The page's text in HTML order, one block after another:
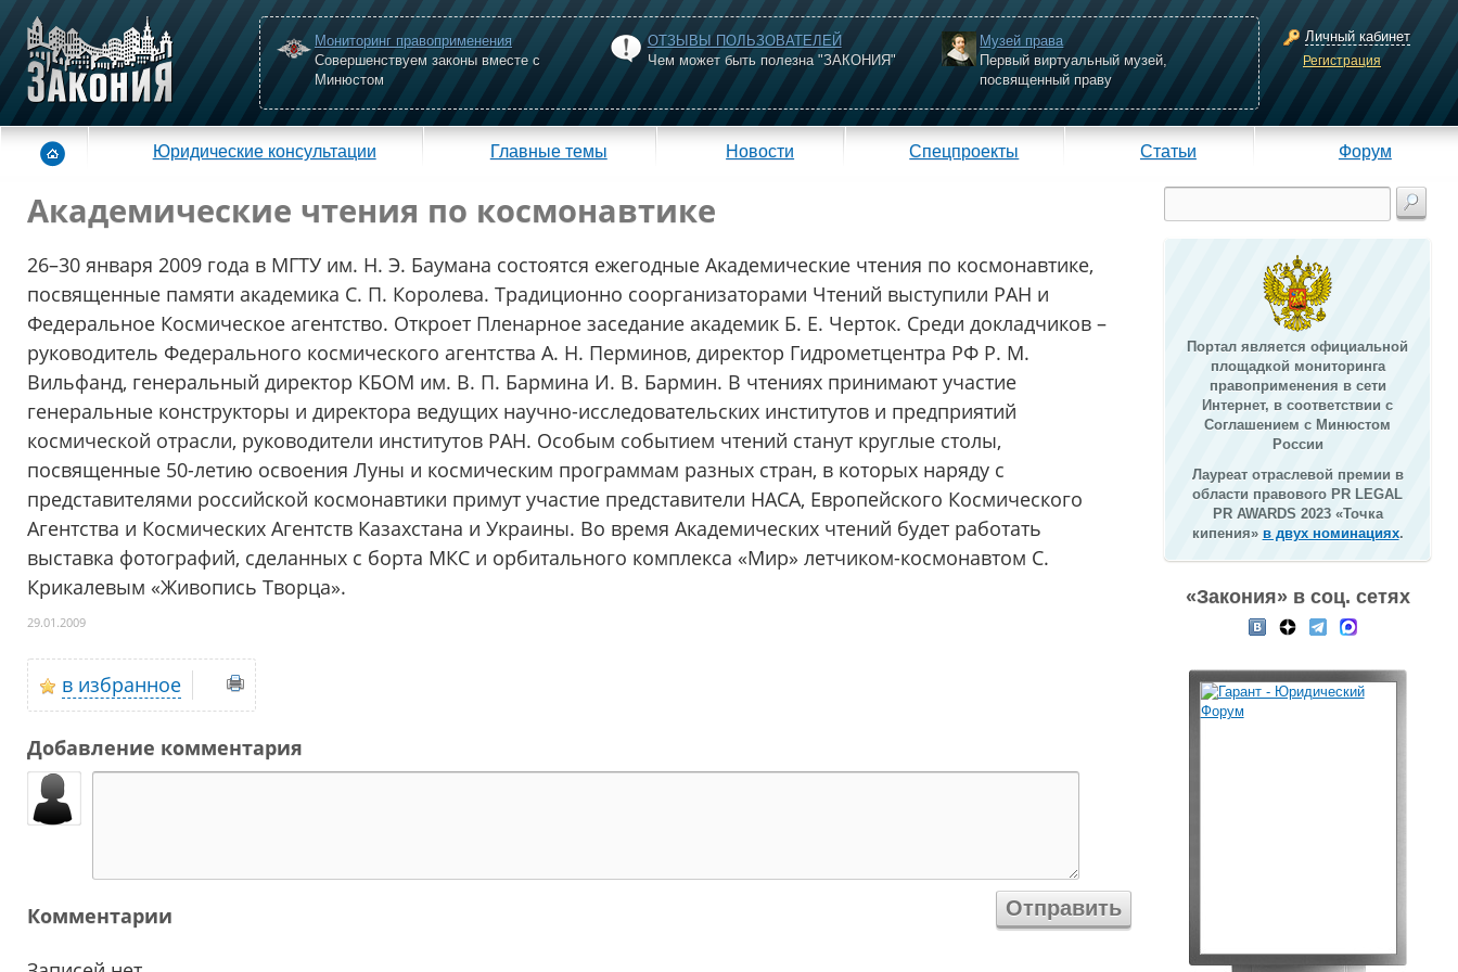
Мониторинг правоприменения
Совершенствуем законы вместе с
Минюстом
ОТЗЫВЫ ПОЛЬЗОВАТЕЛЕЙ
Чем может быть полезна "ЗАКОНИЯ"
Музей права
Первый виртуальный музей,
посвященный праву
Личный кабинет
Регистрация
Юридические консультации Главные темы Новости Спецпроекты Статьи Форум
Академические чтения по космонавтике
26–30 января 2009 года в МГТУ им. Н. Э. Баумана состоятся ежегодные Академические чтения по космонавтике,
посвященные памяти академика С. П. Королева. Традиционно соорганизаторами Чтений выступили РАН и
Федеральное Космическое агентство. Откроет Пленарное заседание академик Б. Е. Черток. Среди докладчиков –
руководитель Федерального космического агентства А. Н. Перминов, директор Гидрометцентра РФ Р. М.
Вильфанд, генеральный директор КБОМ им. В. П. Бармина И. В. Бармин. В чтениях принимают участие
генеральные конструкторы и директора ведущих научно-исследовательских институтов и предприятий
космической отрасли, руководители институтов РАН. Особым событием чтений станут круглые столы,
посвященные 50-летию освоения Луны и космическим программам разных стран, в которых наряду с
представителями российской космонавтики примут участие представители НАСА, Европейского Космического
Агентства и Космических Агентств Казахстана и Украины. Во время Академических чтений будет работать
выставка фотографий, сделанных с борта МКС и орбитального комплекса «Мир» летчиком-космонавтом С.
Крикалевым «Живопись Творца».
29.01.2009
в избранное
Добавление комментария
Комментарии
Портал является официальной
площадкой мониторинга
правоприменения в сети
Интернет, в соответствии с
Соглашением с Минюстом
России
Лауреат отраслевой премии в
области правового PR LEGAL
PR AWARDS 2023 «Точка
кипения» в двух номинациях.
«Закония» в соц. сетях